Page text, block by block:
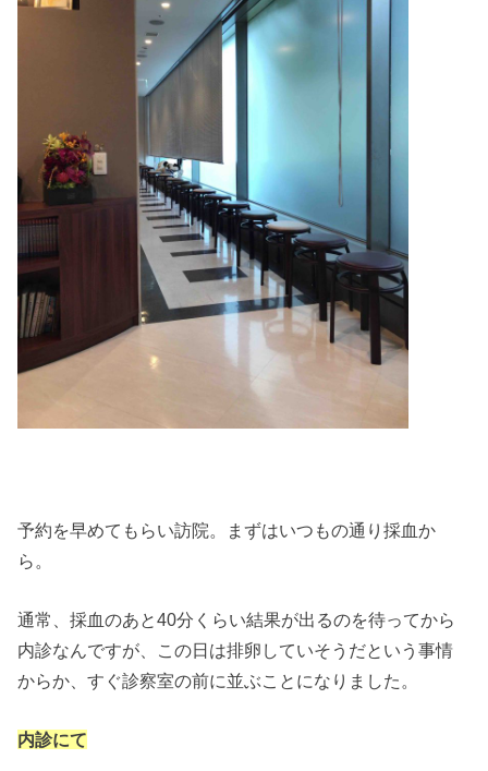
予約を早めてもらい訪院。まずはいつもの通り採血か
ら。
通常、採血のあと40分くらい結果が出るのを待ってから
内診なんですが、この日は排卵していそうだという事情
からか、すぐ診察室の前に並ぶことになりました。
内診にて